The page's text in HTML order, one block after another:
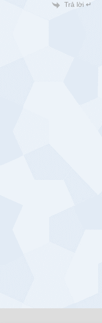
Trả lời ↵